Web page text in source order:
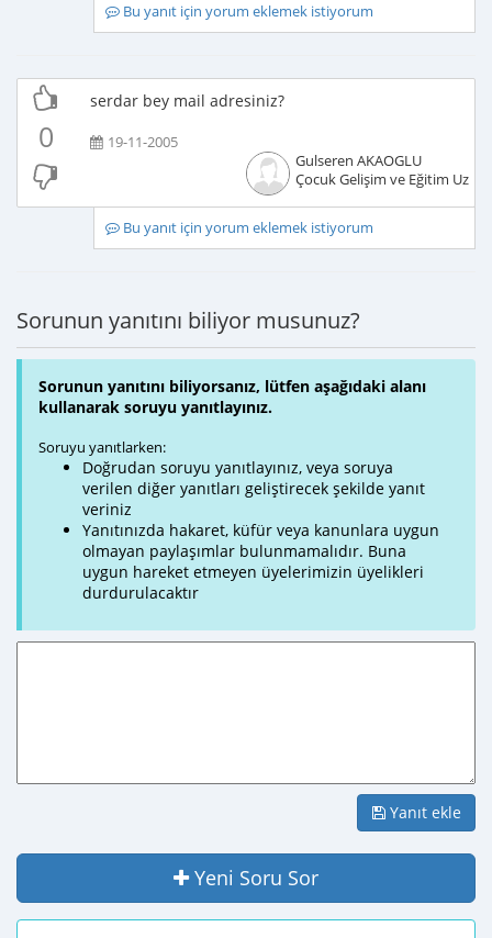
Bu yanıt için yorum eklemek istiyorum
0
serdar bey mail adresiniz?
19-11-2005
Gulseren AKAOGLU
Çocuk Gelişim ve Eğitim
Bu yanıt için yorum eklemek istiyorum
Sorunun yanıtını biliyor musunuz?
Sorunun yanıtını biliyorsanız, lütfen aşağıdaki alanı
kullanarak soruyu yanıtlayınız.
Soruyu yanıtlarken:
Doğrudan soruyu yanıtlayınız, veya soruya
verilen diğer yanıtları geliştirecek şekilde yanıt
veriniz
Yanıtınızda hakaret, küfür veya kanunlara uygun
olmayan paylaşımlar bulunmamalıdır. Buna
uygun hareket etmeyen üyelerimizin üyelikleri
durdurulacaktır
Yanıt ekle
Yeni Soru Sor